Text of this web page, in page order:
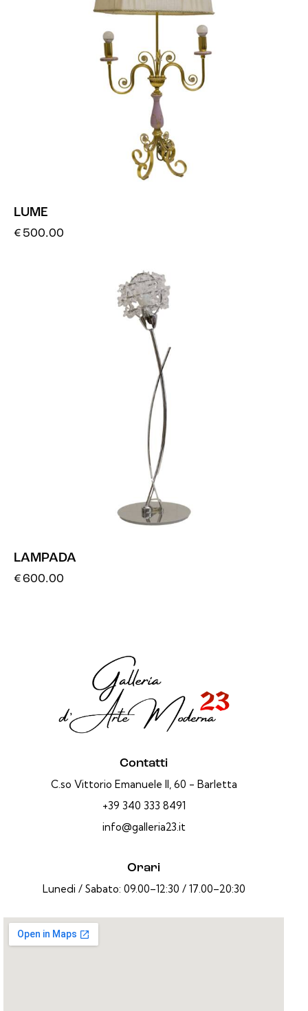
LUME
€ 500.00
LAMPADA
€600.00
Contatti
C.so Vittorio Emanuele II, 60 - Barletta
+39 340 333 8491
info@galleria23.it
Orari
Lunedi / Sabato: 09.00–12:30 / 17.00–20:30